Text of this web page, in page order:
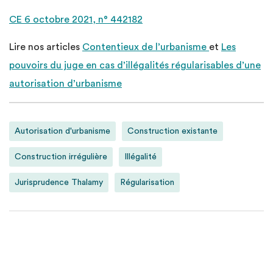
CE 6 octobre 2021, n° 442182
Lire nos articles Contentieux de l’urbanisme et Les
pouvoirs du juge en cas d’illégalités régularisables d’une
autorisation d’urbanisme
Autorisation d'urbanisme Construction existante
Construction irrégulière Illégalité
Jurisprudence Thalamy Régularisation